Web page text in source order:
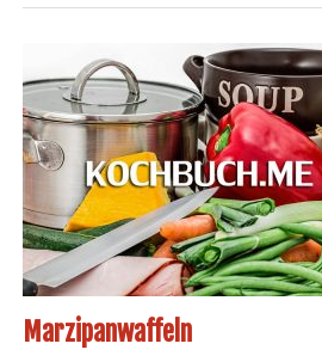
Marzipanwaffeln